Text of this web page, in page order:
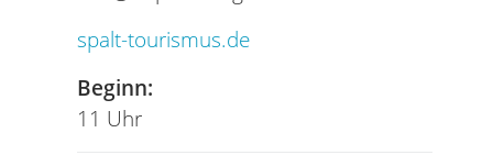
spalt-tourismus.de
Beginn:
11 Uhr